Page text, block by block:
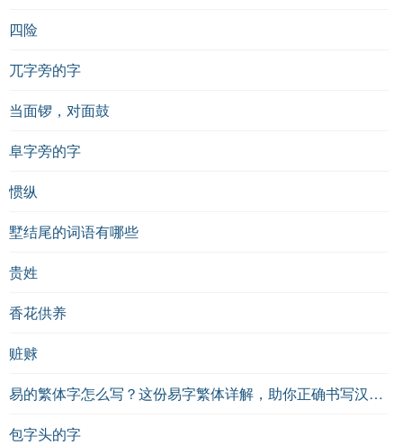
四险
兀字旁的字
当面锣，对面鼓
阜字旁的字
惯纵
墅结尾的词语有哪些
贵姓
香花供养
赃赇
易的繁体字怎么写？这份易字繁体详解，助你正确书写汉字_汉字繁体学习
包字头的字